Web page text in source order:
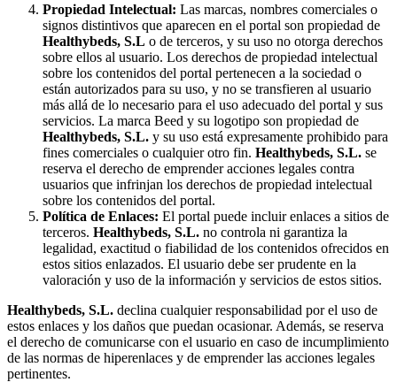
Propiedad Intelectual: Las marcas, nombres comerciales o
signos distintivos que aparecen en el portal son propiedad de
Healthybeds, S.L o de terceros, y su uso no otorga derechos
sobre ellos al usuario. Los derechos de propiedad intelectual
sobre los contenidos del portal pertenecen a la sociedad o
están autorizados para su uso, y no se transfieren al usuario
más allá de lo necesario para el uso adecuado del portal y sus
servicios. La marca Beed y su logotipo son propiedad de
Healthybeds, S.L. y su uso está expresamente prohibido para
fines comerciales o cualquier otro fin. Healthybeds, S.L. se
reserva el derecho de emprender acciones legales contra
usuarios que infrinjan los derechos de propiedad intelectual
sobre los contenidos del portal.
Política de Enlaces: El portal puede incluir enlaces a sitios de
terceros. Healthybeds, S.L. no controla ni garantiza la
legalidad, exactitud o fiabilidad de los contenidos ofrecidos en
estos sitios enlazados. El usuario debe ser prudente en la
valoración y uso de la información y servicios de estos sitios.
Healthybeds, S.L. declina cualquier responsabilidad por el uso de
estos enlaces y los daños que puedan ocasionar. Además, se reserva
el derecho de comunicarse con el usuario en caso de incumplimiento
de las normas de hiperenlaces y de emprender las acciones legales
pertinentes.